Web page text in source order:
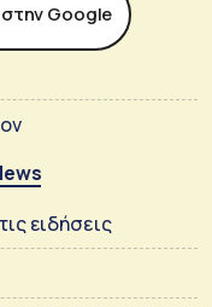
Google
ειδήσεις